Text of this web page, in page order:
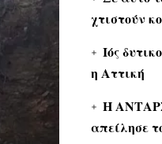
χτιστούν
Ιός
η Αττική
Η
απείλησε